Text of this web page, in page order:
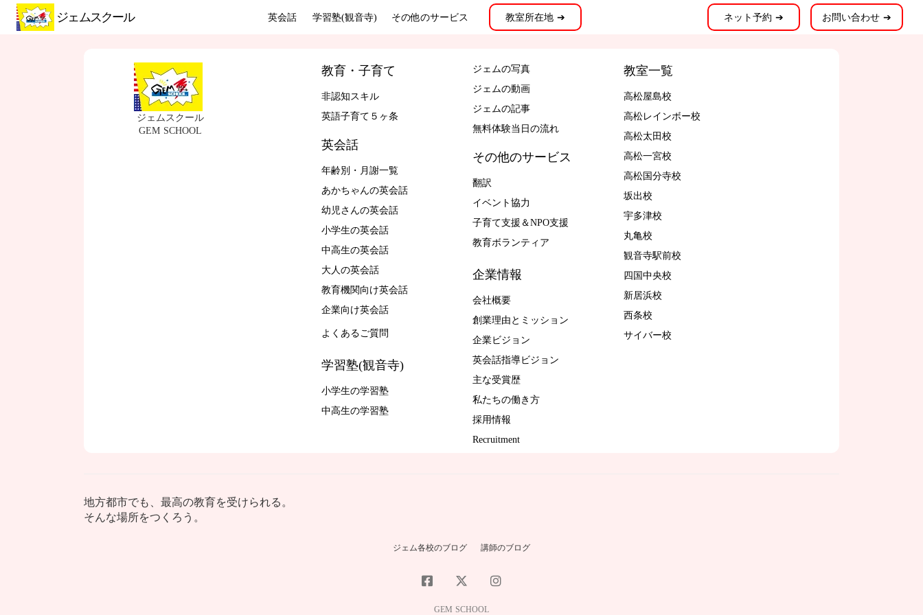
ジェムスクール 英会話 学習塾(観音寺) その他のサービス 教室所在地 ➔ ネット予約 ➔ お問い合わせ ➔
ジェムスクール
GEM SCHOOL
教育・子育て
非認知スキル
英語子育て５ヶ条
英会話
年齢別・月謝一覧
あかちゃんの英会話
幼児さんの英会話
小学生の英会話
中高生の英会話
大人の英会話
教育機関向け英会話
企業向け英会話
よくあるご質問
学習塾(観音寺)
小学生の学習塾
中高生の学習塾
ジェムの写真
ジェムの動画
ジェムの記事
無料体験当日の流れ
その他のサービス
翻訳
イベント協力
子育て支援＆NPO支援
教育ボランティア
企業情報
会社概要
創業理由とミッション
企業ビジョン
英会話指導ビジョン
主な受賞歴
私たちの働き方
採用情報
Recruitment
教室一覧
高松屋島校
高松レインボー校
高松太田校
高松一宮校
高松国分寺校
坂出校
宇多津校
丸亀校
観音寺駅前校
四国中央校
新居浜校
西条校
サイバー校
地方都市でも、最高の教育を受けられる。
そんな場所をつくろう。
ジェム各校のブログ 講師のブログ
GEM SCHOOL